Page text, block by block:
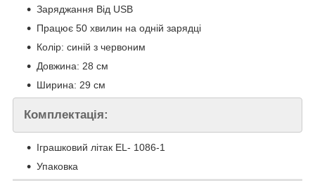
Заряджання Від USB
Працює 50 хвилин на одній зарядці
Колір: синій з червоним
Довжина: 28 см
Ширина: 29 см
Комплектація:
Іграшковий літак EL- 1086-1
Упаковка